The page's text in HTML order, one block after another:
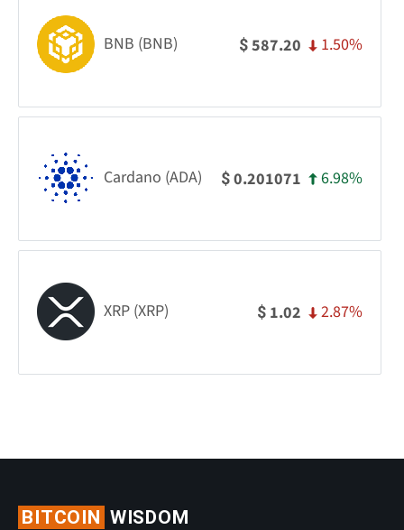
BNB (BNB) $587.20 1.50%
Cardano (ADA) $0.201071 6.98%
XRP (XRP) $ 1.02 2.87%
BITCOIN WISDOM